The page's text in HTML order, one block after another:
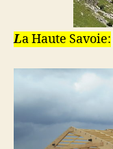
La Haute Savoie: